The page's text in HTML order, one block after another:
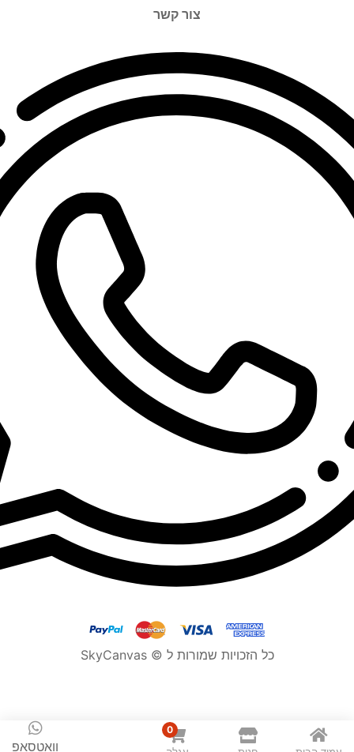
0
וואטסאפ הוספה לסל
קנה עכשיו
צור קשר
כל הזכויות שמורות ל © SkyCanvas